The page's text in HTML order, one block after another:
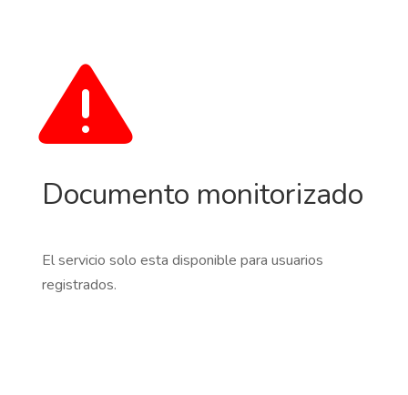
Documento monitorizado
El servicio solo esta disponible para usuarios
registrados.